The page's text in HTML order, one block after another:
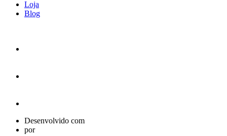
Loja
Blog
Desenvolvido com
por